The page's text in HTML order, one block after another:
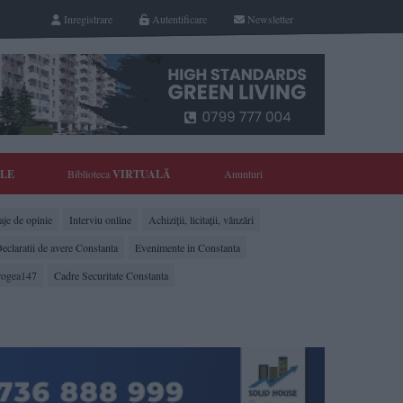
Newsletter
Autentificare
Inregistrare
BibliotecaVIRTUALĂ Anunturi
de opinie Interviu online
Achiziții, licitații, vânzări
de avere Constanta
Evenimente in Constanta
Cadre Securitate Constanta